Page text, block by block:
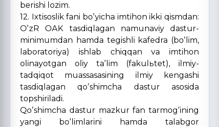
berishi lozim.
12. Ixtisoslik fani boʼyicha imtihon ikki qismdan:
OʼzR OАK tasdiqlagan namunaviy dastur-
minimumdan hamda tegishli kafedra (boʼlim,
laboratoriya) ishlab chiqqan va imtihon
olinayotgan oliy taʼlim (fakulьtet), ilmiy-
tadqiqot muassasasining ilmiy kengashi
tasdiqlagan qoʼshimcha dastur asosida
topshiriladi.
Qoʼshimcha dastur mazkur fan tarmogʼining
yangi boʼlimlarini hamda talabgor